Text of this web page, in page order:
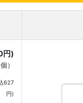
円)
個 ）
627
円)